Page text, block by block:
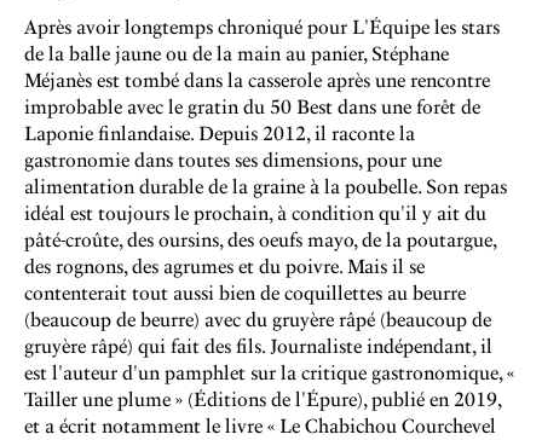
Après avoir longtemps chroniqué pour L'Équipe les stars
de la balle jaune ou de la main au panier, Stéphane
Méjanès est tombé dans la casserole après une rencontre
improbable avec le gratin du 50 Best dans une forêt de
Laponie finlandaise. Depuis 2012, il raconte la
gastronomie dans toutes ses dimensions, pour une
alimentation durable de la graine à la poubelle. Son repas
idéal est toujours le prochain, à condition qu'il y ait du
pâté-croûte, des oursins, des oeufs mayo, de la poutargue,
des rognons, des agrumes et du poivre. Mais il se
contenterait tout aussi bien de coquillettes au beurre
(beaucoup de beurre) avec du gruyère râpé (beaucoup de
gruyère râpé) qui fait des fils. Journaliste indépendant, il
est l'auteur d'un pamphlet sur la critique gastronomique, «
Tailler une plume » (Éditions de l'Épure), publié en 2019,
et a écrit notamment le livre « Le Chabichou Courchevel